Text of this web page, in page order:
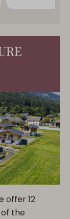
offer 12
the